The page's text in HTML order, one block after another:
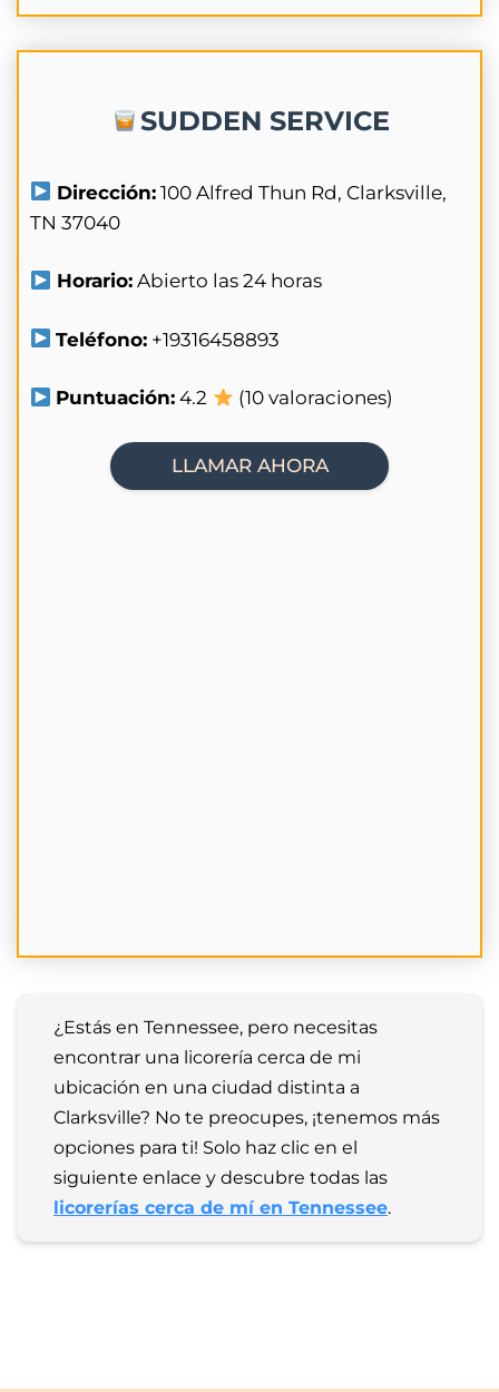
SUDDEN SERVICE
Dirección: 100 Alfred Thun Rd, Clarksville,
TN 37040
Horario: Abierto las 24 horas
Teléfono: +19316458893
Puntuación: 4.2 (10 valoraciones)
LLAMAR AHORA
¿Estás en Tennessee, pero necesitas
encontrar una licorería cerca de mi
ubicación en una ciudad distinta a
Clarksville? No te preocupes, ¡tenemos más
opciones para ti! Solo haz clic en el
licorerías cerca de mí en Tennessee.